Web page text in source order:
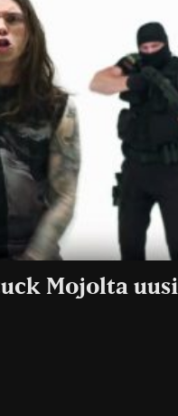
Mojolta uusi